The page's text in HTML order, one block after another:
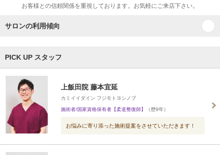
お客様との信頼関係を重視しております。お気軽にご来店下さい。
サロンの利用傾向
PICK UP スタッフ
上飯田院 藤本宜延
カミイイダイン フジモトヨシノブ
施術者/国家資格保有者【柔道整復師】 （歴9年）
お悩みに寄り添った施術提案をさせていただきます！